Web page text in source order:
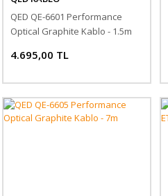
QED QE-6601 Performance
Optical Graphite Kablo - 1.5m
4.695,00 TL